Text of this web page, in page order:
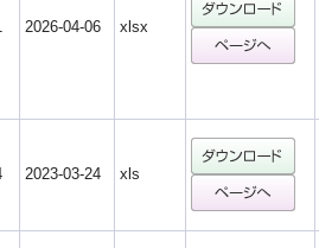
2026-04-06 xlsx
2023-03-24 xls